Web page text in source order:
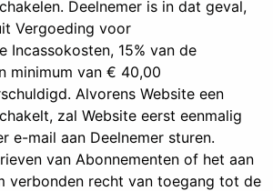
Deelnemer is in dat geval,
Vergoeding voor
Incassokosten, 15% van de
minimum van € 40,00
Alvorens Website een
zal Website eerst eenmalig
e-mail aan Deelnemer sturen.
van Abonnementen of het aan
verbonden recht van toegang tot de